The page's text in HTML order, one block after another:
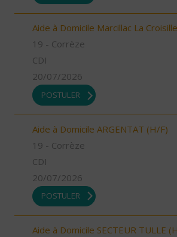
Aide à Domicile Marcillac La
19 - Corrèze
CDI
20/07/2026
POSTULER
Aide à Domicile ARGENTAT (H/F)
19 - Corrèze
CDI
20/07/2026
POSTULER
Aide à Domicile SECTEUR TULLE